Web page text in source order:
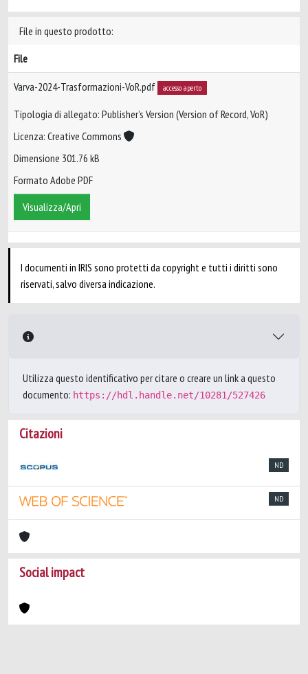
File in questo prodotto:
File
Varva-2024-Trasformazioni-VoR.pdf accesso aperto
Tipologia di allegato: Publisher’s Version (Version of Record, VoR)
Licenza: Creative Commons
Dimensione 301.76 kB
Formato Adobe PDF
Visualizza/Apri
I documenti in IRIS sono protetti da copyright e tutti i diritti sono
riservati, salvo diversa indicazione.
Utilizza questo identificativo per citare o creare un link a questo
documento: https://hdl.handle.net/10281/527426
Citazioni
ND
ND
Social impact